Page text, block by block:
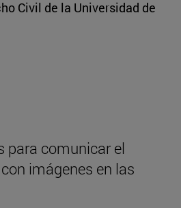
Civil de la Universidad de
para comunicar el
imágenes en las